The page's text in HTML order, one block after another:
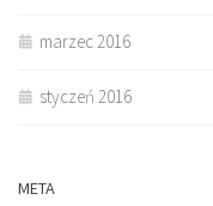
marzec 2016
styczeń 2016
META